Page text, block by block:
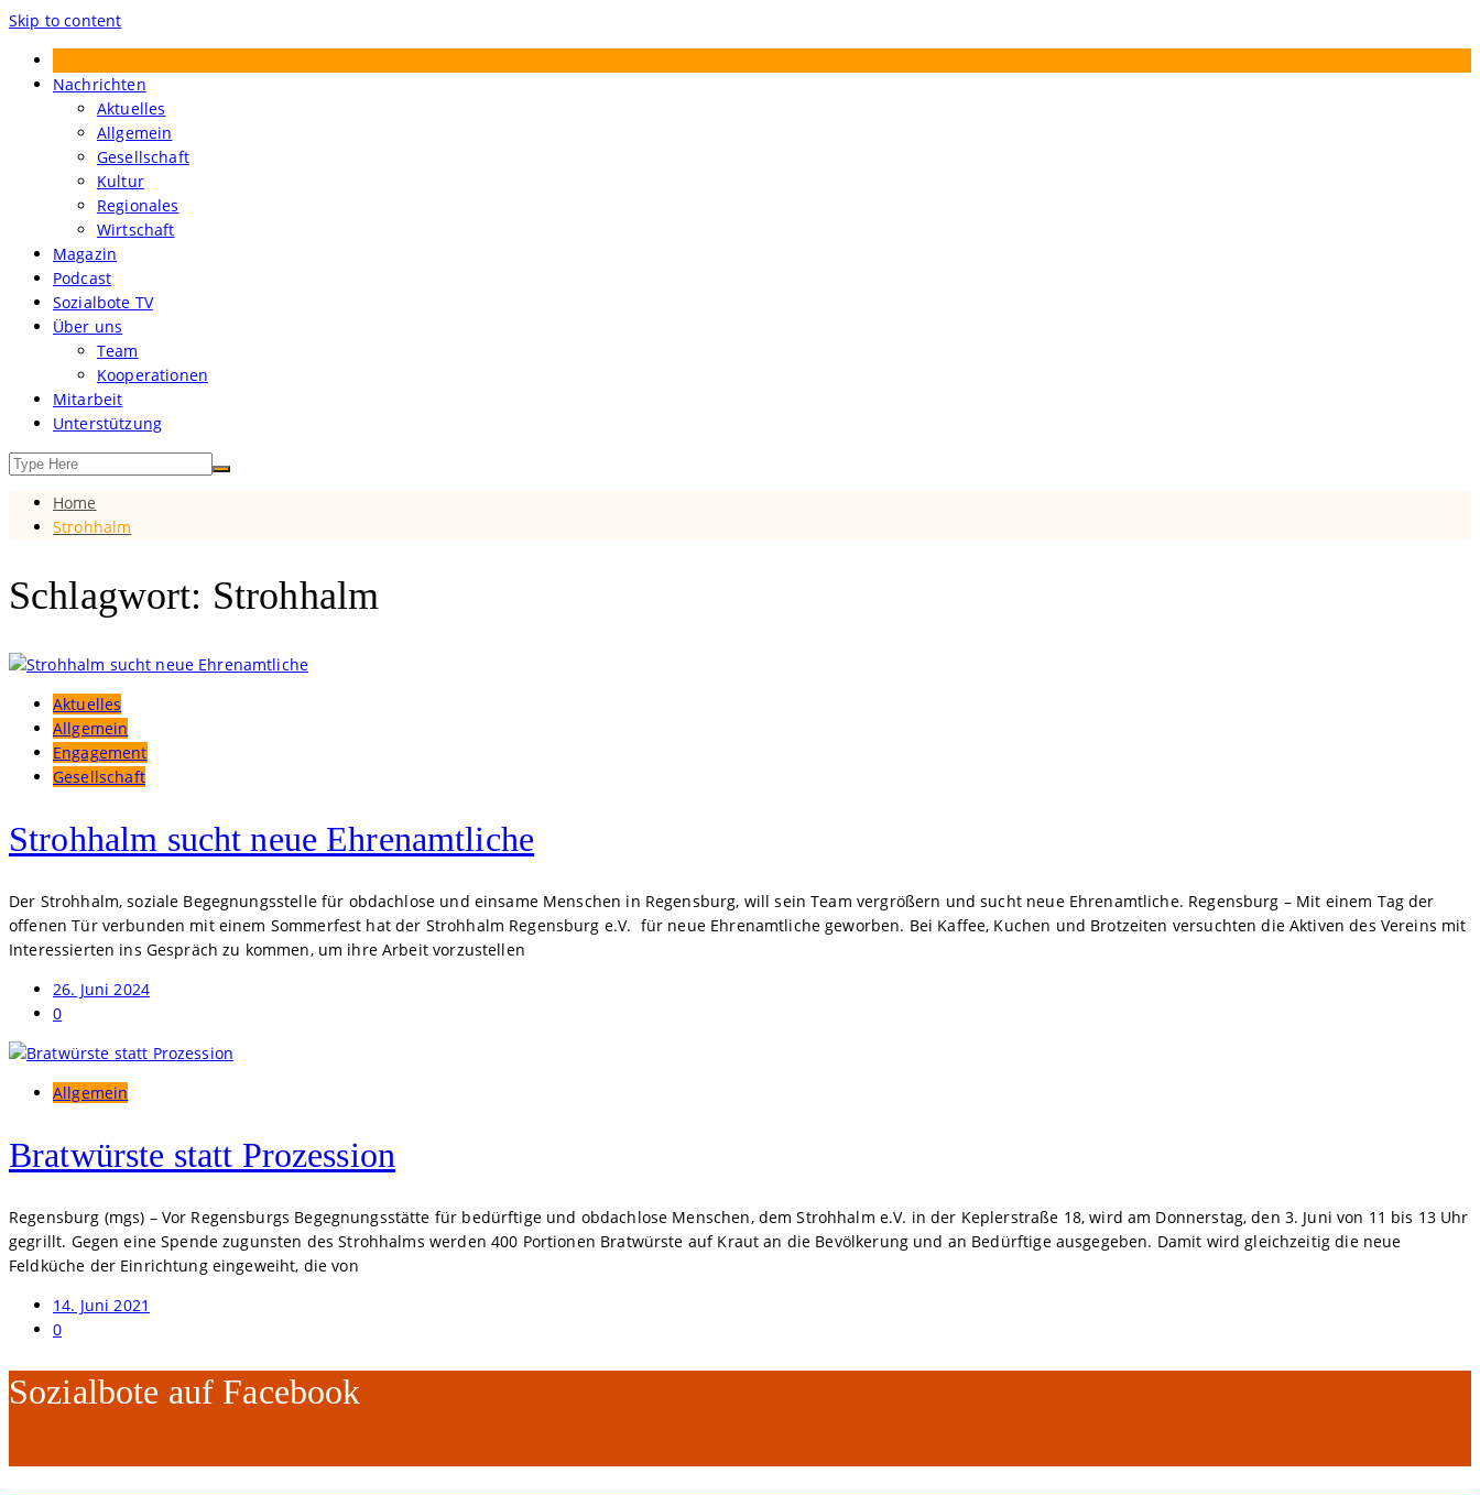
Skip to content
Treibgut – Der Sozialbote
Nachrichten
Aktuelles
Allgemein
Gesellschaft
Kultur
Regionales
Wirtschaft
Magazin
Podcast
Sozialbote TV
Über uns
Team
Kooperationen
Mitarbeit
Unterstützung
Home
Strohhalm
Schlagwort: Strohhalm
Aktuelles
Allgemein
Engagement
Gesellschaft
Strohhalm sucht neue Ehrenamtliche
Der Strohhalm, soziale Begegnungsstelle für obdachlose und einsame Menschen in Regensburg, will sein Team vergrößern und sucht neue Ehrenamtliche. Regensburg – Mit einem Tag der
offenen Tür verbunden mit einem Sommerfest hat der Strohhalm Regensburg e.V. für neue Ehrenamtliche geworben. Bei Kaffee, Kuchen und Brotzeiten versuchten die Aktiven des Vereins mit
Interessierten ins Gespräch zu kommen, um ihre Arbeit vorzustellen
26. Juni 2024
0
Allgemein
Bratwürste statt Prozession
Regensburg (mgs) – Vor Regensburgs Begegnungsstätte für bedürftige und obdachlose Menschen, dem Strohhalm e.V. in der Keplerstraße 18, wird am Donnerstag, den 3. Juni von 11 bis 13 Uhr
gegrillt. Gegen eine Spende zugunsten des Strohhalms werden 400 Portionen Bratwürste auf Kraut an die Bevölkerung und an Bedürftige ausgegeben. Damit wird gleichzeitig die neue
Feldküche der Einrichtung eingeweiht, die von
14. Juni 2021
0
Sozialbote auf Facebook